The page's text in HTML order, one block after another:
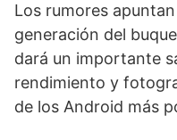
Los rumores
generación del
dará un importante
rendimiento y
de los Android más